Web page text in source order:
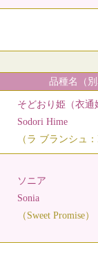
品種名（別
そどおり姫（衣通
Sodori Hime
（ラ ブランシュ：
ソニア
Sonia
（Sweet Promise）